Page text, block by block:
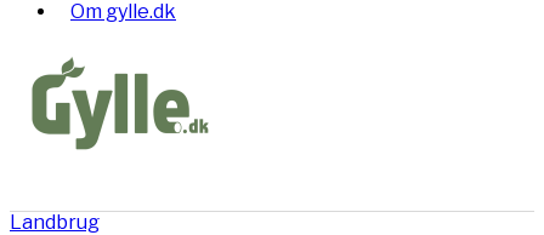
Om gylle.dk
Landbrug